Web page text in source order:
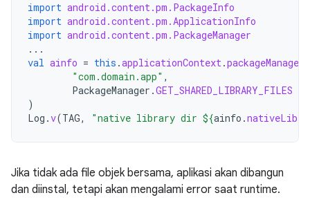
import android.content.pm.PackageInfo
import android.content.pm.ApplicationInfo
import android.content.pm.PackageManager
...
val ainfo = this .applicationContext.packageManager
"com.domain.app" ,
PackageManager .GET_SHARED_LIBRARY_FILES
)
Log .v(TAG, "native library dir ${ainfo .
Jika tidak ada file objek bersama, aplikasi akan dibangun
dan diinstal, tetapi akan mengalami error saat runtime.